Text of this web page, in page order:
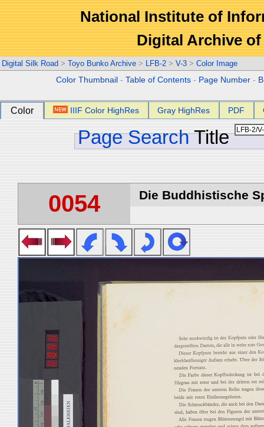
National Institute of
Digital Archive
Digital Silk Road > Toyo Bunko Archive > LFB-2 > V-3 > Color Image
Color Thumbnail -Table of Contents - Page Number -
Color IIIF Color HighRes Gray HighRes PDF
Page Search Title
0054 Die Buddhistische